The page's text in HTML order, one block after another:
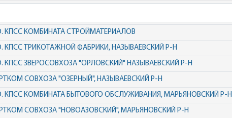
КПСС КОМБИНАТА СТРОЙМАТЕРИАЛОВ
КПСС ТРИКОТАЖНОЙ ФАБРИКИ, НАЗЫВАЕВСКИЙ Р-Н
КПСС ЗВЕРОСОВХОЗА "ОРЛОВСКИЙ" НАЗЫВАЕВСКИЙ Р-Н
СОВХОЗА "ОЗЕРНЫЙ", НАЗЫВАЕВСКИЙ Р-Н
КПСС КОМБИНАТА БЫТОВОГО ОБСЛУЖИВАНИЯ, МАРЬЯНОВСКИЙ Р-Н
СОВХОЗА "НОВОАЗОВСКИЙ", МАРЬЯНОВСКИЙ Р-Н